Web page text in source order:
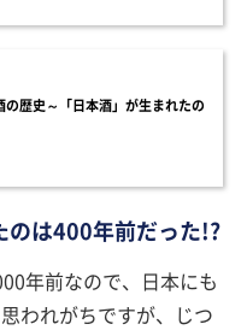
の歴史～「日本酒」が生まれたの
のは400年前だった!?
年前なので、日本にも
われがちですが、じつ